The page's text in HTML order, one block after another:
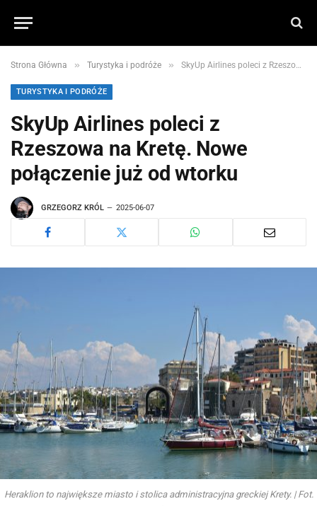
Strona Główna » Turystyka i podróże » SkyUp Airlines poleci z Rzeszowa na Kretę. Nowe połączenie już od wtorku
TURYSTYKA I PODRÓŻE
SkyUp Airlines poleci z
Rzeszowa na Kretę. Nowe
połączenie już od wtorku
GRZEGORZ KRÓL 2025-06-07
Heraklion to największe miasto i stolica administracyjna greckiej Krety. | Fot.